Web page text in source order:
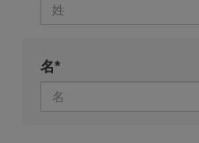
名*